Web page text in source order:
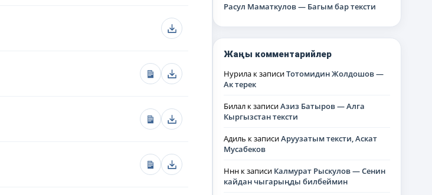
Расул Маматкулов — Багым бар тексти
Жаңы комментарийлер
Нурила к записиТотомидин Жолдошов —
Ак терек
Билал к записиАзиз Батыров — Алга
Кыргызстан тексти
Адиль к записиАруузатым тексти, Аскат
Мусабеков
Ннн к записи Калмурат Рыскулов — Сенин
кайдан чыгарыңды билбеймин